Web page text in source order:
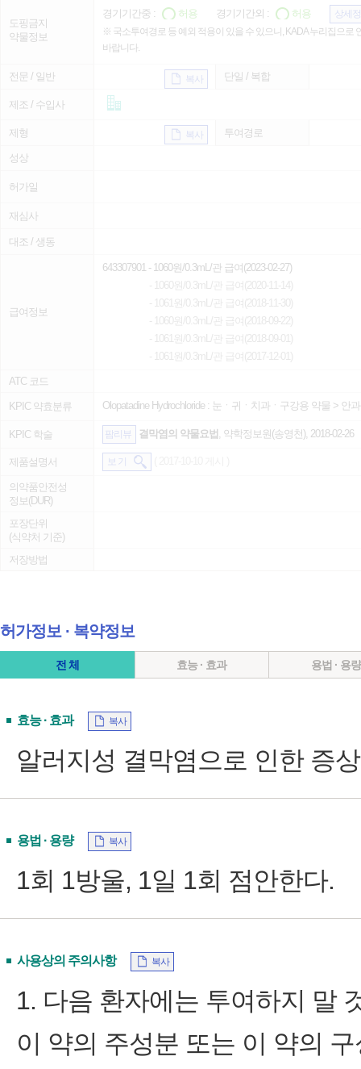
도핑금지
약물정보
경기기간중 : 허용 경기기간외 : 허용
상세
※ 국소투여경로 등 예외 적용이 있을 수 있으니, KADA 누리집으로
바랍니다.
전문 / 일반 복사 단일 / 복합
제조 / 수입사
제형 복사 투여경로
성상
허가일
재심사
대조 / 생동
급여정보
643307901- 1060원/0.3mL/관 급여(2023-02-27)
- 1060원/0.3mL/관 급여(2020-11-14)
- 1061원/0.3mL/관 급여(2018-11-30)
- 1060원/0.3mL/관 급여(2018-09-22)
- 1061원/0.3mL/관 급여(2018-09-01)
- 1061원/0.3mL/관 급여(2017-12-01)
ATC 코드
KPIC 약효분류 Olopatadine Hydrochloride : 눈ㆍ귀ㆍ치과ㆍ구강용 약물 > 안
KPIC 학술 팜리뷰 결막염의 약물요법 , 약학정보원(송영천), 2018-02-26
제품설명서 보 기
의약품안전성
정보(DUR)
포장단위
(식약처 기준)
저장방법
허가정보 ∙ 복약정보
전 체 효능 · 효과 용법 · 용량
효능 · 효과 복사
알러지성 결막염으로 인한 증
용법 · 용량 복사
1회 1방울, 1일 1회 점안한다.
사용상의 주의사항 복사
1. 다음 환자에는 투여하지 말
이 약의 주성분 또는 이 약의